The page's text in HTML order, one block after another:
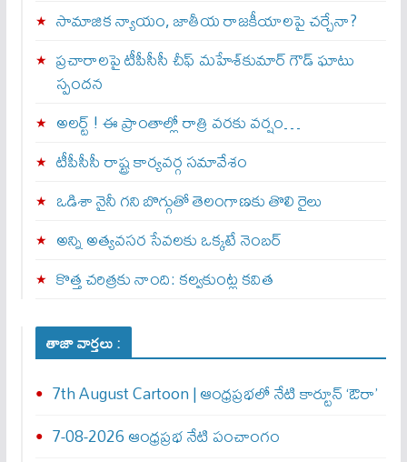
సామాజిక న్యాయం, జాతీయ రాజకీయాలపై చర్చేనా?
ప్రచారాలపై టీపీసీసీ చీఫ్ మహేశ్‌కుమార్ గౌడ్ ఘాటు
స్పందన
అల‌ర్ట్ ! ఈ ప్రాంతాల్లో రాత్రి వరకు వర్షం…
టీపీసీసీ రాష్ట్ర కార్యవర్గ సమావేశం
ఒడిశా నైనీ గని బొగ్గుతో తెలంగాణకు తొలి రైలు
అన్ని అత్యవసర సేవలకు ఒక్క‌టే నెంబ‌ర్‌
కొత్త చరిత్రకు నాంది: క‌ల్వ‌కుంట్ల కవిత
తాజా వార్తలు :
7th August Cartoon | ఆంధ్రప్రభలో నేటి కార్టూన్ ‘ఔరా’
7-08-2026 ఆంధ్రప్రభ నేటి పంచాంగం